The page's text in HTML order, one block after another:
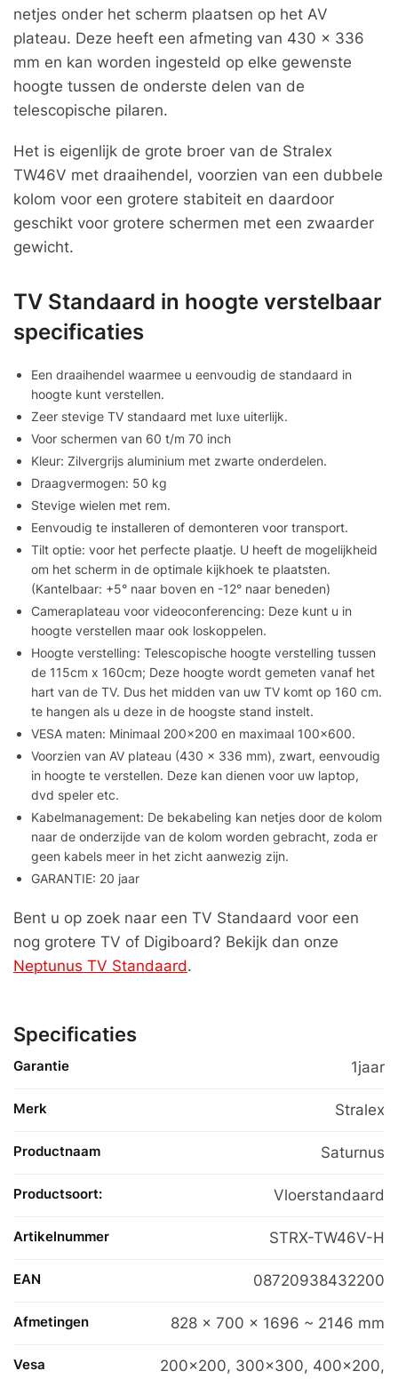
netjes onder het scherm plaatsen op het AV
plateau. Deze heeft een afmeting van 430 x 336
mm en kan worden ingesteld op elke gewenste
hoogte tussen de onderste delen van de
telescopische pilaren.
Het is eigenlijk de grote broer van de Stralex
TW46V met draaihendel, voorzien van een dubbele
kolom voor een grotere stabiteit en daardoor
geschikt voor grotere schermen met een zwaarder
gewicht.
TV Standaard in hoogte verstelbaar
specificaties
Een draaihendel waarmee u eenvoudig de standaard in
hoogte kunt verstellen.
Zeer stevige TV standaard met luxe uiterlijk.
Voor schermen van 60 t/m 70 inch
Kleur: Zilvergrijs aluminium met zwarte onderdelen.
Draagvermogen: 50 kg
Stevige wielen met rem.
Eenvoudig te installeren of demonteren voor transport.
Tilt optie: voor het perfecte plaatje. U heeft de mogelijkheid
om het scherm in de optimale kijkhoek te plaatsten.
(Kantelbaar: +5° naar boven en -12° naar beneden)
Cameraplateau voor videoconferencing: Deze kunt u in
hoogte verstellen maar ook loskoppelen.
Hoogte verstelling: Telescopische hoogte verstelling tussen
de 115cm x 160cm; Deze hoogte wordt gemeten vanaf het
hart van de TV. Dus het midden van uw TV komt op 160 cm.
te hangen als u deze in de hoogste stand instelt.
VESA maten: Minimaal 200×200 en maximaal 100×600.
Voorzien van AV plateau (430 x 336 mm), zwart, eenvoudig
in hoogte te verstellen. Deze kan dienen voor uw laptop,
dvd speler etc.
Kabelmanagement: De bekabeling kan netjes door de kolom
naar de onderzijde van de kolom worden gebracht, zoda er
geen kabels meer in het zicht aanwezig zijn.
GARANTIE: 20 jaar
Bent u op zoek naar een TV Standaard voor een
nog grotere TV of Digiboard? Bekijk dan onze
Neptunus TV Standaard.
Specificaties
Garantie 1jaar
Merk Stralex
Productnaam Saturnus
Productsoort: Vloerstandaard
Artikelnummer STRX-TW46V-H
EAN 08720938432200
Afmetingen 828 x 700 x 1696 ~ 2146 mm
Vesa 200×200, 300×300, 400×200,